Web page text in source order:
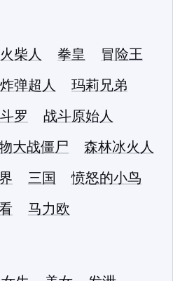
火柴人 拳皇
冒险王
炸弹超人
玛莉兄弟
罗
战斗原始人
大战僵尸
森林冰火人
三国
愤怒的小鸟
马力欧